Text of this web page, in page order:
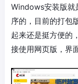
Windows安装版就
序的，目前的打包
起来还是挺方便的
接使用网页版，界